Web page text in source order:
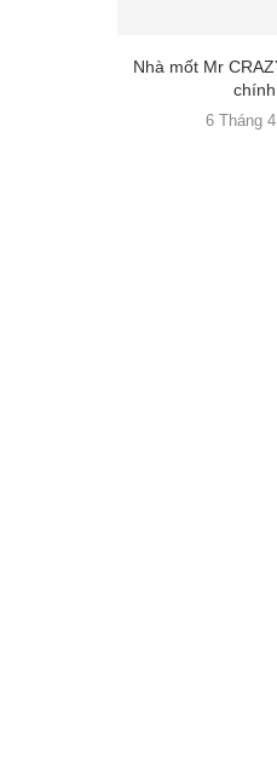
Nhà mốt Mr
6 Tháng